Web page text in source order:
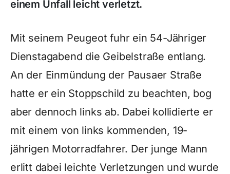
einem Unfall leicht verletzt.
Mit seinem Peugeot fuhr ein 54-Jähriger
Dienstagabend die Geibelstraße entlang.
An der Einmündung der Pausaer Straße
hatte er ein Stoppschild zu beachten, bog
aber dennoch links ab. Dabei kollidierte er
mit einem von links kommenden, 19-
jährigen Motorradfahrer. Der junge Mann
erlitt dabei leichte Verletzungen und wurde